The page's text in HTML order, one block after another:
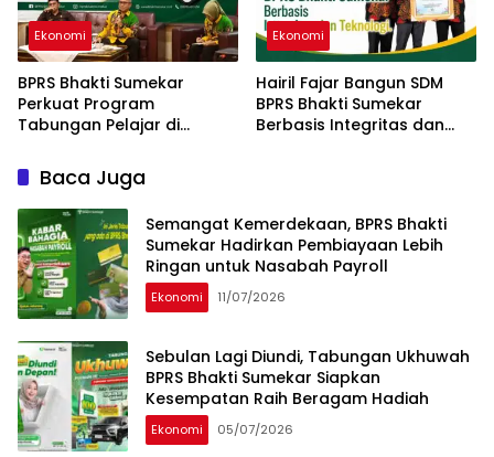
Ekonomi
BPRS Bhakti Sumekar
Perkuat Program
Tabungan Pelajar di
Ekonomi
Hairil Fajar Bangun SDM
BPRS Bhakti Sumekar
Berbasis Integritas dan
Baca Juga
Semangat Kemerdekaan, BPRS Bhakti
Sumekar Hadirkan Pembiayaan Lebih
Ringan untuk Nasabah Payroll
Ekonomi 11/07/2026
Sebulan Lagi Diundi, Tabungan Ukhuwah
BPRS Bhakti Sumekar Siapkan
Kesempatan Raih Beragam Hadiah
Ekonomi 05/07/2026